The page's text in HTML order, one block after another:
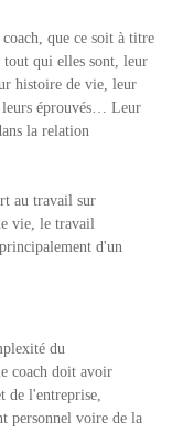
coach, que ce soit à titre
tout qui elles sont, leur
histoire de vie, leur
leurs éprouvés… Leur
la relation
au travail sur
vie, le travail
d'un
du
coach doit avoir
de l'entreprise,
personnel voire de la